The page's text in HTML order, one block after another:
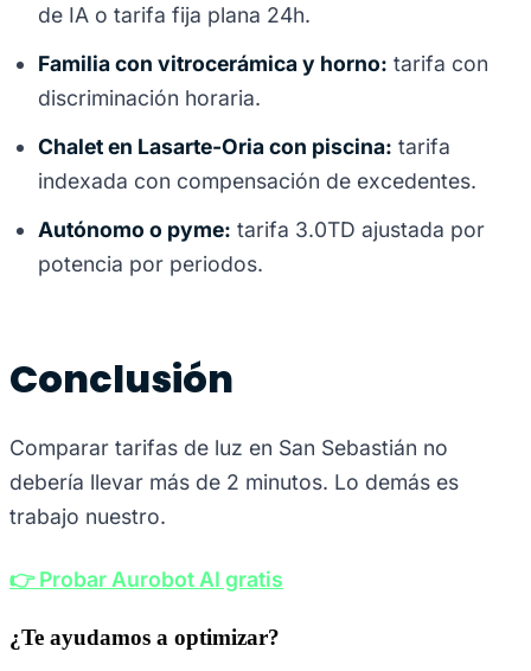
de IA o tarifa fija plana 24h.
Familia con vitrocerámica y horno: tarifa con
discriminación horaria.
Chalet en Lasarte-Oria con piscina: tarifa
indexada con compensación de excedentes.
Autónomo o pyme: tarifa 3.0TD ajustada por
potencia por periodos.
Conclusión
Comparar tarifas de luz en San Sebastián no
debería llevar más de 2 minutos. Lo demás es
trabajo nuestro.
👉 Probar Aurobot AI gratis
¿Te ayudamos a optimizar?